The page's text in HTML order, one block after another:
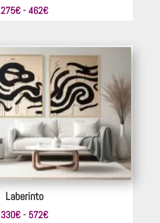
275€ - 462€Rango
desde
275€
hasta
462€
Laberinto
330€ - 572€Rango